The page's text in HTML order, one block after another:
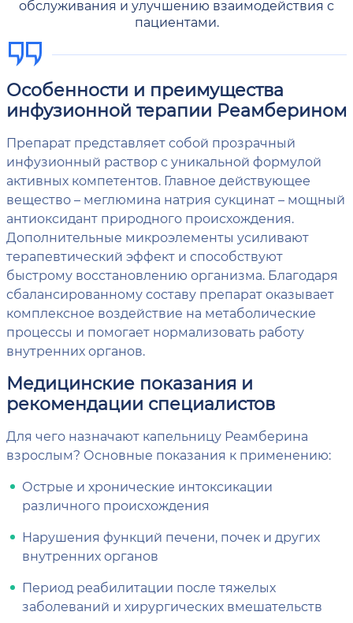
обслуживания и улучшению взаимодействия с
пациентами.
Особенности и преимущества
инфузионной терапии Реамберином
Препарат представляет собой прозрачный
инфузионный раствор с уникальной формулой
активных компетентов. Главное действующее
вещество – меглюмина натрия сукцинат – мощный
антиоксидант природного происхождения.
Дополнительные микроэлементы усиливают
терапевтический эффект и способствуют
быстрому восстановлению организма. Благодаря
сбалансированному составу препарат оказывает
комплексное воздействие на метаболические
процессы и помогает нормализовать работу
внутренних органов.
Медицинские показания и
рекомендации специалистов
Для чего назначают капельницу Реамберина
взрослым? Основные показания к применению:
Острые и хронические интоксикации
различного происхождения
Нарушения функций печени, почек и других
внутренних органов
Период реабилитации после тяжелых
заболеваний и хирургических вмешательств